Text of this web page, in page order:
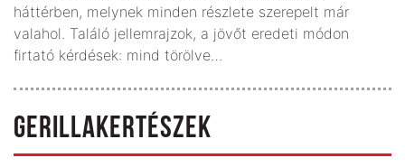
háttérben, melynek minden részlete szerepelt már
valahol. Találó jellemrajzok, a jövőt eredeti módon
firtató kérdések: mind törölve…
GERILLAKERTÉSZEK